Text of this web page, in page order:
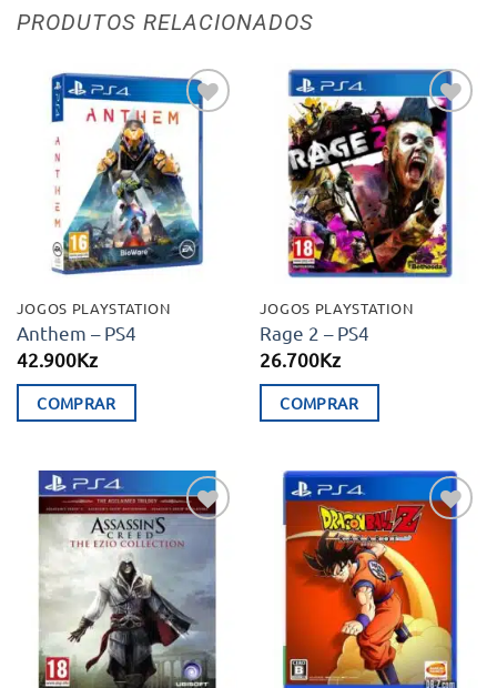
PRODUTOS RELACIONADOS
Adicionar
aos meus
desejos
JOGOS PLAYSTATION
Anthem – PS4
42.900Kz
COMPRAR
Adicionar
aos meus
desejos
JOGOS PLAYSTATION
Rage 2 – PS4
26.700Kz
COMPRAR
Adicionar
aos meus
desejos
Adicionar
aos meus
desejos